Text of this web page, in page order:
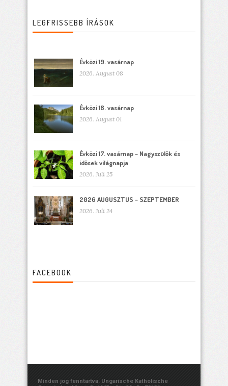
LEGFRISSEBB ÍRÁSOK
Évközi 19. vasárnap
2026. August 08
Évközi 18. vasárnap
2026. August 01
Évközi 17. vasárnap – Nagyszülők és
idősek világnapja
2026. Juli 25
2026 AUGUSZTUS – SZEPTEMBER
2026. Juli 24
FACEBOOK
Minden jog fenntartva. Ungarische Katholische